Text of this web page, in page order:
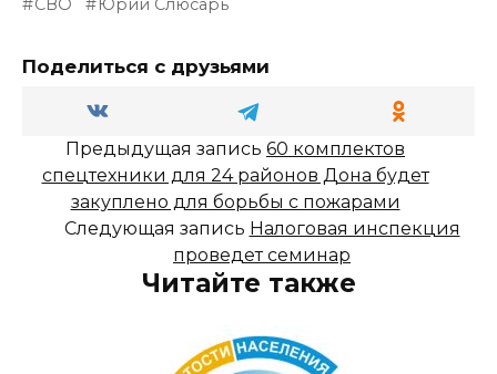
СВО Юрий Слюсарь
Поделиться с друзьями
Предыдущая запись 60 комплектов
спецтехники для 24 районов Дона будет
закуплено для борьбы с пожарами
Следующая запись Налоговая инспекция
проведет семинар
Читайте также